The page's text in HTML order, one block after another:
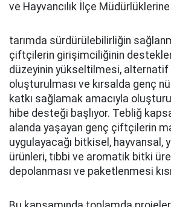
ve Hayvancılık İlçe
tarımda sürdürülebilirliğin
çiftçilerin girişimciliğinin
düzeyinin yükseltilmesi, alternatif
oluşturulması ve kırsalda genç
katkı sağlamak amacıyla
hibe desteği başlıyor. Tebliğ
alanda yaşayan genç çiftçilerin
uygulayacağı bitkisel, hayvansal,
ürünleri, tıbbi ve aromatik bitki
depolanması ve paketlenmesi